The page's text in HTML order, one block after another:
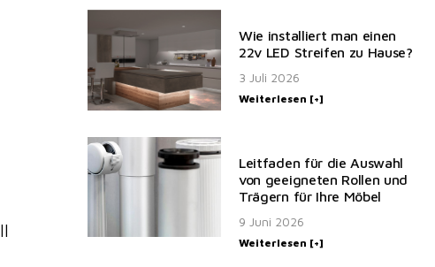
Wie installiert man einen
22v LED Streifen zu Hause?
3 Juli 2026
Weiterlesen [+]
Leitfaden für die Auswahl
von geeigneten Rollen und
Trägern für Ihre Möbel
9 Juni 2026
Weiterlesen [+]